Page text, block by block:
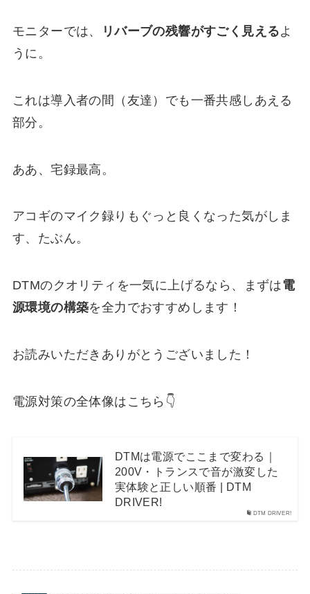
モニターでは、 リバーブの残響がすごく見えるよ
うに。
これは導入者の間（友達）でも一番共感しあえる
部分。
ああ、宅録最高。
アコギのマイク録りもぐっと良くなった気がしま
す、たぶん。
DTMのクオリティを一気に上げるなら、まずは電
源環境の構築を全力でおすすめします！
お読みいただきありがとうございました！
電源対策の全体像はこちら👇
DTM DRIVER!
DTMは電源でここまで変わる｜
200V・トランスで音が激変した
実体験と正しい順番 | DTM
DRIVER!